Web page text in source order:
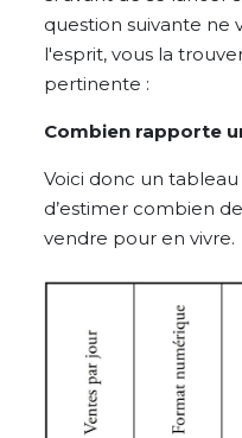
question suivante ne
l'esprit, vous la
pertinente :
Combien rapporte
Voici donc un
d’estimer combien
vendre pour en vivre.